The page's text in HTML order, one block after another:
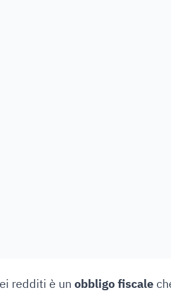
redditi è un obbligo fiscale